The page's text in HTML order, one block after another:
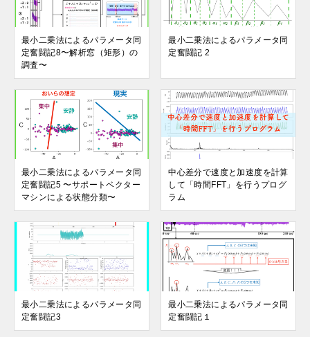
最小二乗法によるパラメータ同
定奮闘記8〜解析窓（矩形）の
調査〜
最小二乗法によるパラメータ同
定奮闘記 2
最小二乗法によるパラメータ同
定奮闘記5 〜サポートベクター
マシンによる状態分類〜
中心差分で速度と加速度を計算
して「時間FFT」を行うプログ
ラム
最小二乗法によるパラメータ同
定奮闘記3
最小二乗法によるパラメータ同
定奮闘記１